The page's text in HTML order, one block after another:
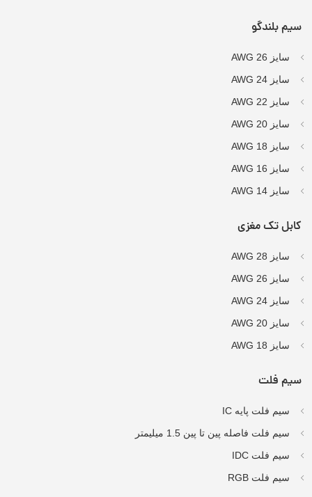
سیم بلندگو
سایز AWG 26
سایز AWG 24
سایز AWG 22
سایز AWG 20
سایز AWG 18
سایز AWG 16
سایز AWG 14
کابل تک مغزی
سایز AWG 28
سایز AWG 26
سایز AWG 24
سایز AWG 20
سایز AWG 18
سیم فلت
سیم فلت پایه IC
سیم فلت فاصله پین تا پین 1.5 میلیمتر
سیم فلت IDC
سیم فلت RGB